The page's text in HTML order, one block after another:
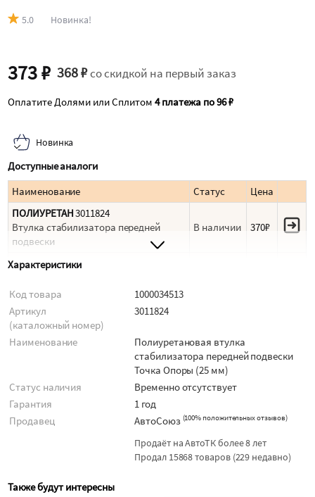
5.0 Новинка!
373 ₽ 368 ₽со скидкой на первый заказ
Оплатите Долями или Сплитом4 платежа по 96 ₽
Новинка
Доступные аналоги
Наименование
Статус
Цена
ПОЛИУРЕТАН3011824
Втулка стабилизатора передней
подвески
В наличии 370₽
ТОЧКА ОПОРЫ3011824
стабилизатора передней подвески
MITSU
Характеристики
Код товара
1000034513
Артикул
(каталожный номер)
3011824
Наименование
Полиуретановая втулка
стабилизатора передней подвески
Точка Опоры (25 мм)
Статус наличия
Временно отсутствует
Гарантия
1 год
Продавец
АвтоСоюз (100% положительных отзывов)
Продаёт на АвтоТК более 8 лет
Продал 15868 товаров (229 недавно)
Также будут интересны